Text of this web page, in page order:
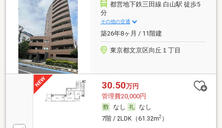
都営地下鉄三田線 白山駅 徒歩5
分
その他の交通
築26年8ヶ月 / 11階建
東京都文京区向丘１丁目
30.50万円
管理費20,000円
なし
なし
7階 / 2LDK（61.32m2）